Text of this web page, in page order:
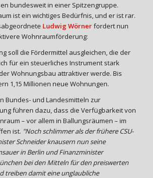
bundesweit in einer Spitzengruppe.
ist ein wichtiges Bedürfnis, und er ist rar.
Ludwig Wörnerfordert nun
Wohnraumförderung:
soll die Fördermittel ausgleichen, die der
für ein steuerliches Instrument stark
Wohnungsbau attraktiver werde. Bis
1,15 Millionen neue Wohnungen.
Bundes- und Landesmitteln zur
führen dazu, dass die Verfügbarkeit von
– vor allem in Ballungsräumen – im
ist. "Noch schlimmer als der frühere CSU-
Schneider knausern nun seine
in Berlin und Finanzminister
bei den Mitteln für den preiswerten
treiben damit eine unglaubliche